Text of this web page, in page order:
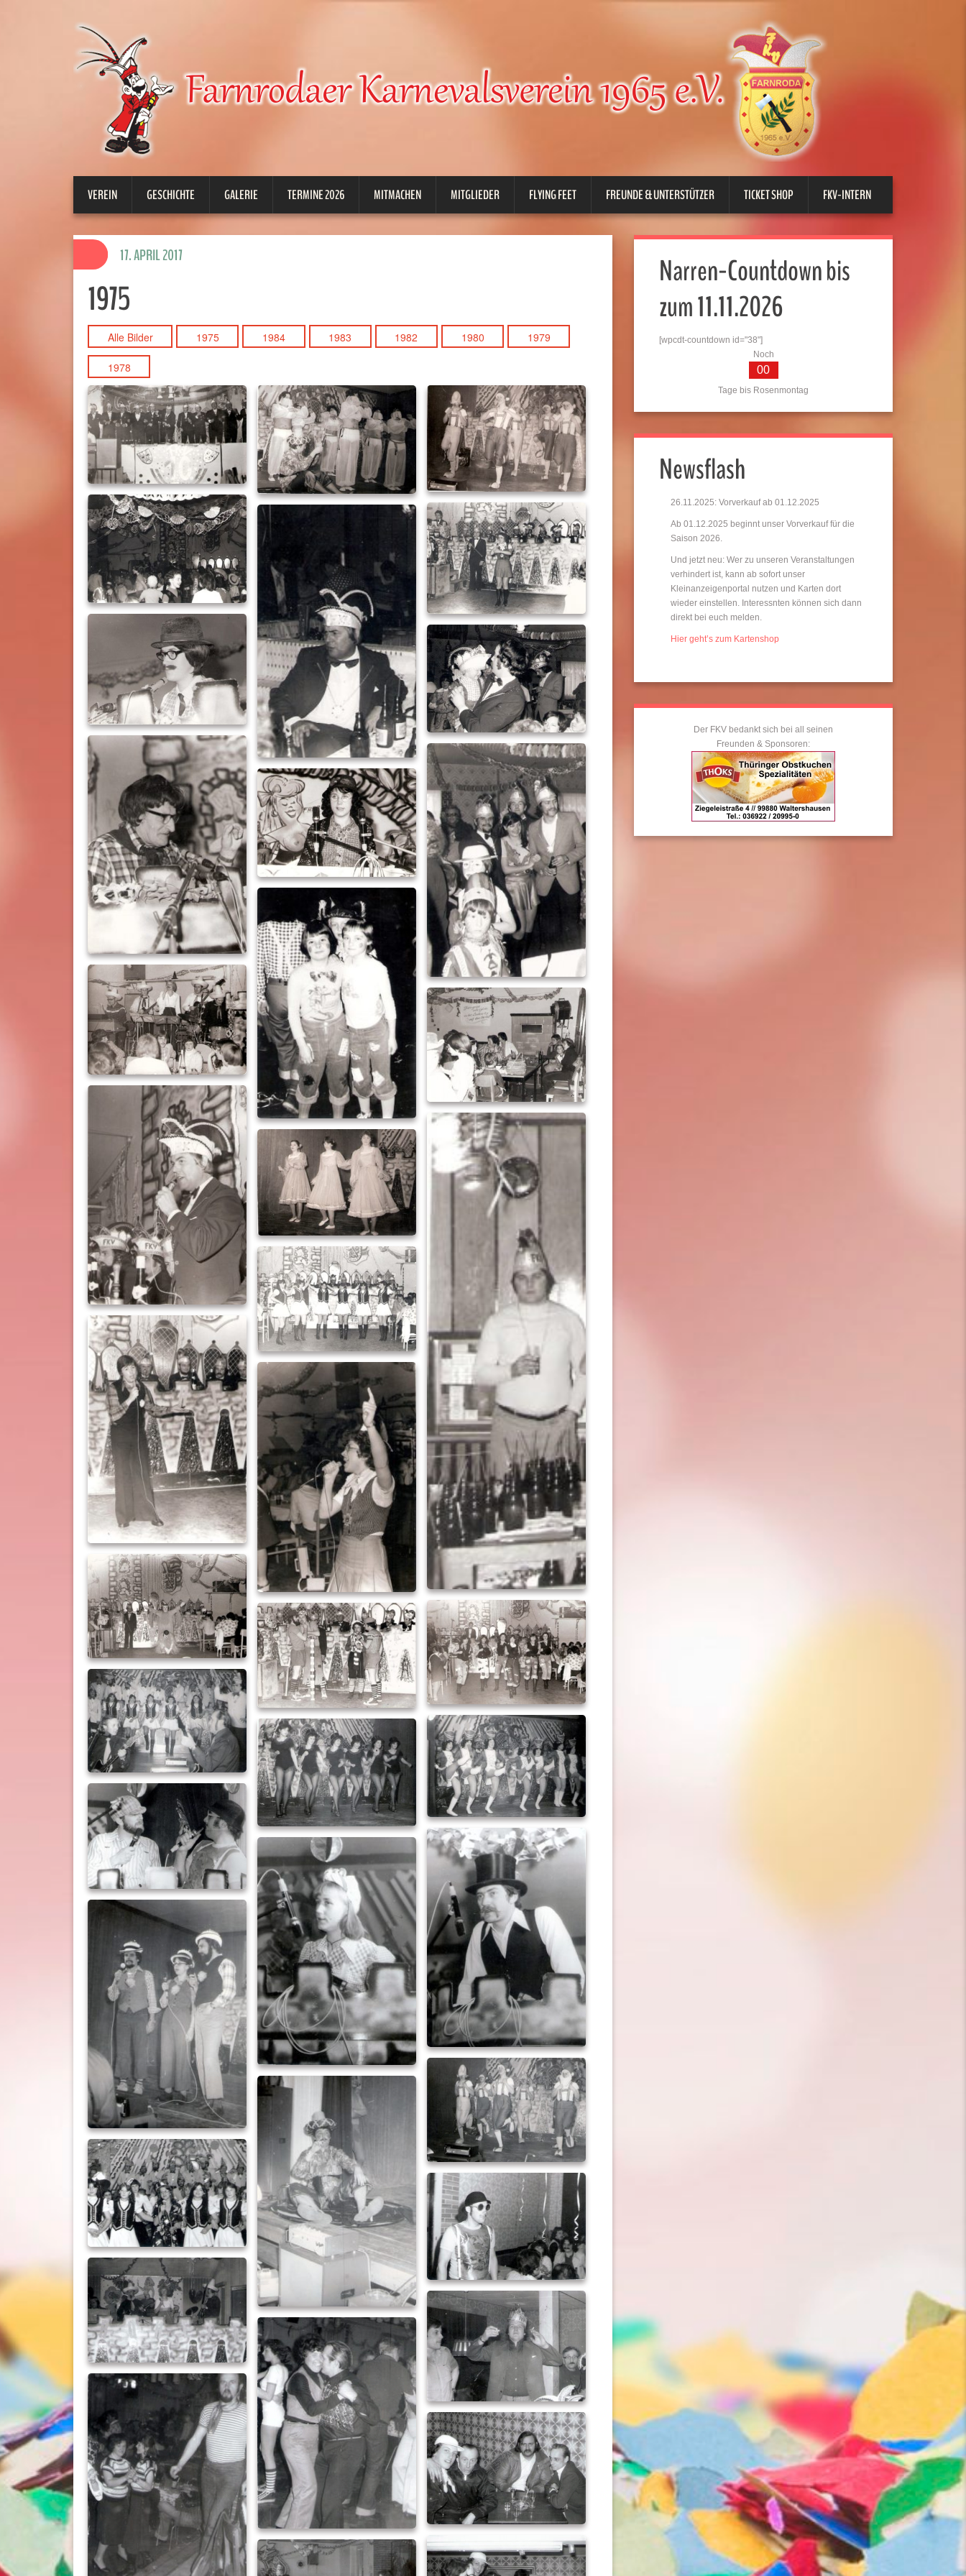
VEREIN GESCHICHTE GALERIE TERMINE 2026 MITMACHEN MITGLIEDER FLYING FEET FREUNDE & UNTERSTÜTZER TICKET SHOP FKV-INTERN
1975
Alle Bilder 1975 1984 1983 1982 1980 1979
1978
17. APRIL 2017
Narren-Countdown bis
zum 11.11.2026
[wpcdt-countdown id="38"]
Noch
00
Tage bis Rosenmontag
Newsflash
26.11.2025: Vorverkauf ab 01.12.2025
Ab 01.12.2025 beginnt unser Vorverkauf für die
Saison 2026.
Und jetzt neu: Wer zu unseren Veranstaltungen
verhindert ist, kann ab sofort unser
Kleinanzeigenportal nutzen und Karten dort
wieder einstellen. Interessnten können sich dann
direkt bei euch melden.
Hier geht’s zum Kartenshop
Der FKV bedankt sich bei all seinen
Freunden & Sponsoren: